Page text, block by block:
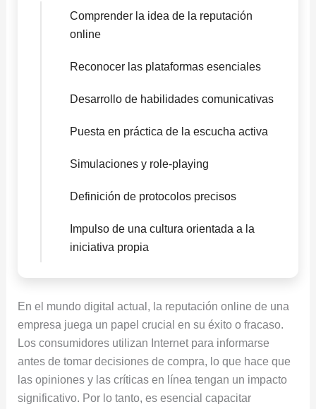
Comprender la idea de la reputación
online
Reconocer las plataformas esenciales
Desarrollo de habilidades comunicativas
Puesta en práctica de la escucha activa
Simulaciones y role-playing
Definición de protocolos precisos
Impulso de una cultura orientada a la
iniciativa propia
En el mundo digital actual, la reputación online de una
empresa juega un papel crucial en su éxito o fracaso.
Los consumidores utilizan Internet para informarse
antes de tomar decisiones de compra, lo que hace que
las opiniones y las críticas en línea tengan un impacto
significativo. Por lo tanto, es esencial capacitar